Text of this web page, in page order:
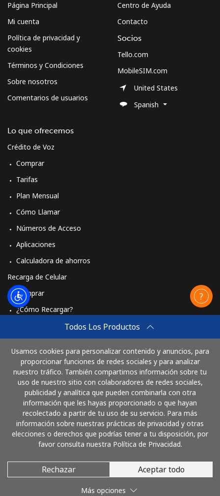
Todos Los Productos
Usamos cookies para personalizar contenido y anuncios, para
proporcionar funciones de redes sociales y para analizar
nuestro tráfico. También compartimos información sobre tu
uso de nuestro sitio con colaboradores de redes sociales,
publicidad y analítica que pueden combinarla con otra
información que les hayas proporcionado o que hayan
recolectado a partir de tu uso de su servicio. Para más
información sobre nuestras prácticas de privacidad y otras
elecciones o derechos que podrías tener a tu disposición, por
favor consulta nuestra Política de Privacidad.
Rechazar Aceptar todo
Más opciones
Página Principal
Mi cuenta
Política de privacidad y
cookies
Términos y Condiciones
Sobre nosotros
Comentarios de usuarios
Lo que ofrecemos
Crédito de Voz
Comprar
Tarifas
Plan Mensual
Cómo Llamar
Números de Acceso
Aplicaciones
Calculadora de ahorros
Recarga de Celular
Comprar
¿Cómo Recargar?
Cómo funciona
Centro de Ayuda
Contacto
Socios
Tello.com
MobileSIM.com
United States
Spanish
Paga con
© 2026 LlamaColombia